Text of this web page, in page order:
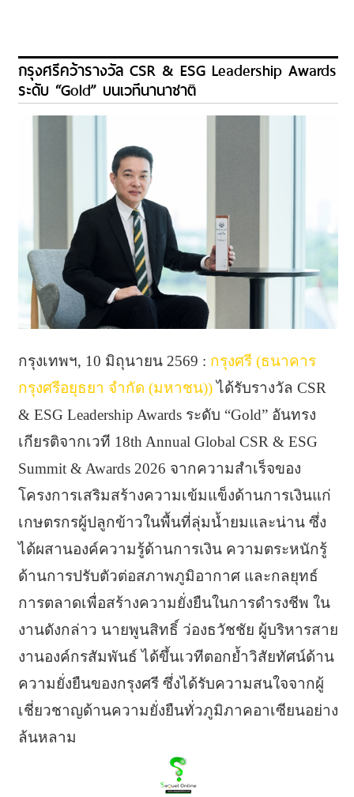
กรุงศรีคว้ารางวัล CSR & ESG Leadership Awards
ระดับ “Gold” บนเวทีนานาชาติ
กรุงเทพฯ, 10 มิถุนายน 2569 : กรุงศรี (ธนาคาร
กรุงศรีอยุธยา จำกัด (มหาชน))ได้รับรางวัล CSR
& ESG Leadership Awards ระดับ “Gold” อันทรง
เกียรติจากเวที 18th Annual Global CSR & ESG
Summit & Awards 2026 จากความสำเร็จของ
โครงการเสริมสร้างความเข้มแข็งด้านการเงินแก่
เกษตรกรผู้ปลูกข้าวในพื้นที่ลุ่มน้ำยมและน่าน ซึ่ง
ได้ผสานองค์ความรู้ด้านการเงิน ความตระหนักรู้
ด้านการปรับตัวต่อสภาพภูมิอากาศ และกลยุทธ์
การตลาดเพื่อสร้างความยั่งยืนในการดำรงชีพ ใน
งานดังกล่าว นายพูนสิทธิ์ ว่องธวัชชัย ผู้บริหารสาย
งานองค์กรสัมพันธ์ ได้ขึ้นเวทีตอกย้ำวิสัยทัศน์ด้าน
ความยั่งยืนของกรุงศรี ซึ่งได้รับความสนใจจากผู้
เชี่ยวชาญด้านความยั่งยืนทั่วภูมิภาคอาเซียนอย่าง
ล้นหลาม